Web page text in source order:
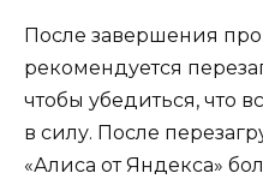
После завершения
рекомендуется
чтобы убедиться, что
в силу. После
«Алиса от Яндекса»